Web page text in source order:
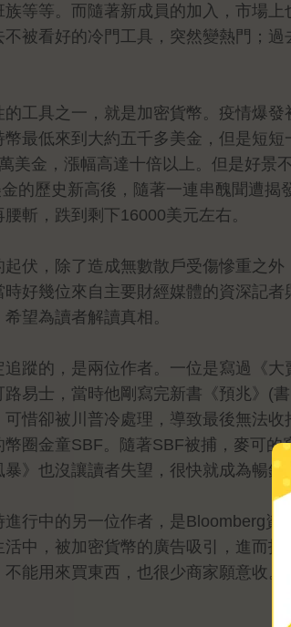
族等等。而隨著新成員的加入，市場
不被看好的冷門工具，突然變熱門；
的工具之一，就是加密貨幣。疫情爆
最低來到大約五千多美金，但是短短
美金，漲幅高達十倍以上。但是好景
的歷史新高後，隨著一連串醜聞遭揭
斬，跌到剩下16000美元左右。
起伏，除了造成無數散戶受傷慘重之
時好幾位來自主要財經媒體的資深記
望為讀者解讀真相。
蹤的，是兩位作者。一位是寫過《大
路易士，當時他剛寫完新書《預兆》(
惜卻被川普冷處理，導致最後無法
幣圈金童SBF。隨著SBF被捕，麥可
暴》也沒讓讀者失望，很快就成為暢銷
進行中的另一位作者，是Bloomberg
活中，被加密貨幣的廣告吸引，進而
不能用來買東西，也很少商家願意收